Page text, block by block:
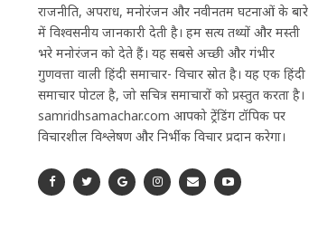
राजनीति, अपराध, मनोरंजन और नवीनतम घटनाओं के बारे
में विश्वसनीय जानकारी देती है। हम सत्य तथ्यों और मस्ती
भरे मनोरंजन को देते हैं। यह सबसे अच्छी और गंभीर
गुणवत्ता वाली हिंदी समाचार- विचार स्रोत है। यह एक हिंदी
समाचार पोर्टल है, जो सचित्र समाचारों को प्रस्तुत करता है।
samridhsamachar.com आपको ट्रेंडिंग टॉपिक पर
विचारशील विश्लेषण और निर्भीक विचार प्रदान करेगा।